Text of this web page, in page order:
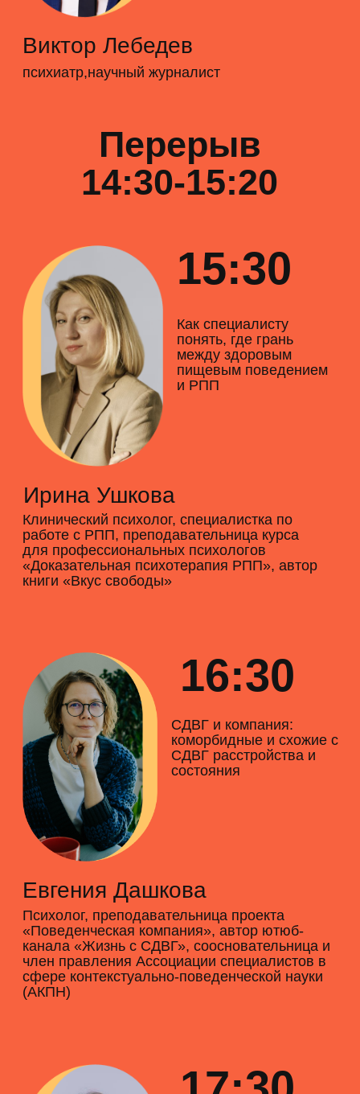
время указано по мск
Дарья Аверкова
Медицинский психолог, специалистка по
работе с РПП, сертифицированная
специалистка по интуитивному питанию,
кураторка направления РПП в Клинике
Организаторы
Центр «Как ты» родился из
волонтёрской организации
«Воскресный БАР» в 2019 году и
был зарегистрирован официально в
2021 году.
Дать людям с психическими
расстройствами и их близким
поддержку и знания, необходимые для
улучшения состояния и успешной
терапии
Повысить знания специалистов для
расстройств
Снизить стигму вокруг психиатрии, ведь
психические расстройства — такие же
заболевания, как и все остальные, не
нужно их бояться и стесняться